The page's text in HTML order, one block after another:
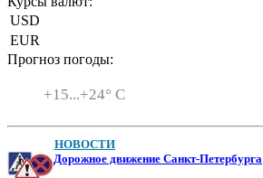
USD
EUR
Прогноз погоды:
+15...+24° C
НОВОСТИ
Дорожное движение Санкт-Петербурга